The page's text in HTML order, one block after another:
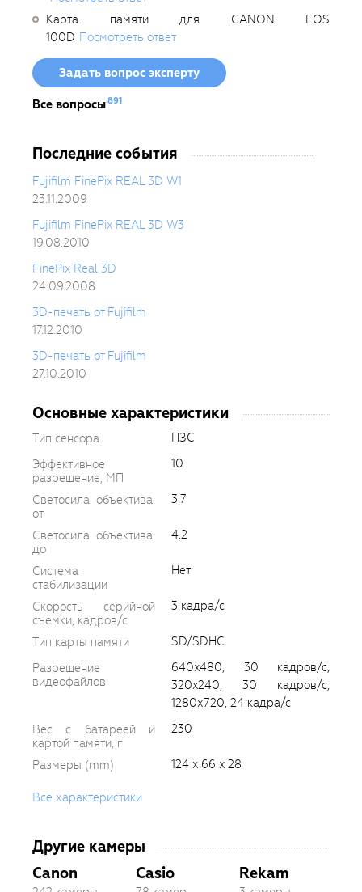
Карта памяти для CANON EOS
100D Посмотреть ответ
Задать вопрос эксперту
Все вопросы891
Последние события
Fujifilm FinePix REAL 3D W1
23.11.2009
Fujifilm FinePix REAL 3D W3
19.08.2010
FinePix Real 3D
24.09.2008
3D-печать от Fujifilm
17.12.2010
3D-печать от Fujifilm
27.10.2010
Основные характеристики
Тип сенсора
ПЗС
Эффективное
разрешение, МП
10
Светосила объектива:
от
3.7
Светосила объектива:
до
4.2
Система
стабилизации
Нет
Скорость серийной
съемки, кадров/с
3 кадра/с
Тип карты памяти
SD/SDHC
Разрешение
видеофайлов
640x480, 30 кадров/с,
320x240, 30 кадров/с,
1280х720, 24 кадра/с
Вес с батареей и
картой памяти, г
230
Размеры (mm) 124 x 66 x 28
Все характеристики
Другие камеры
Canon
Casio Rekam